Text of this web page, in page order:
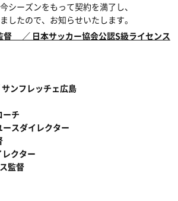
シーズンをもって契約を満了し、
したので、お知らせいたします。
督 ／ 日本サッカー協会公認S級ライセンス
ンフレッチェ広島
チ
スダイレクター
クター
監督